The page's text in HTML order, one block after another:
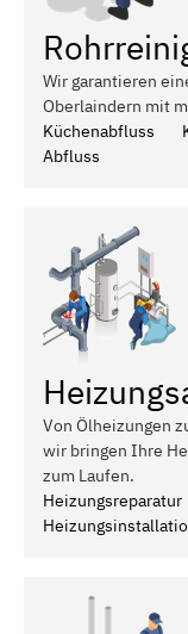
Wir garantieren
Oberlaindern mit
Küchenabfluss
Abfluss
Von Ölheizungen
wir bringen Ihre
zum Laufen.
Heizungsreparatur